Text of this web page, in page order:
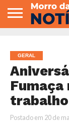
VEREADORES
GERAL
Postado em 20 de